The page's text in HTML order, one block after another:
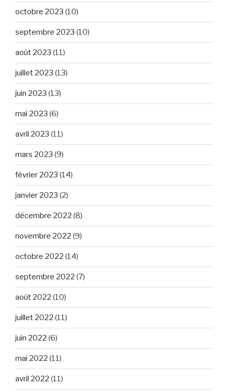
octobre 2023 (10)
septembre 2023 (10)
août 2023 (11)
juillet 2023 (13)
juin 2023 (13)
mai 2023 (6)
avril 2023 (11)
mars 2023 (9)
février 2023 (14)
janvier 2023 (2)
décembre 2022 (8)
novembre 2022 (9)
octobre 2022 (14)
septembre 2022 (7)
août 2022 (10)
juillet 2022 (11)
juin 2022 (6)
mai 2022 (11)
avril 2022 (11)